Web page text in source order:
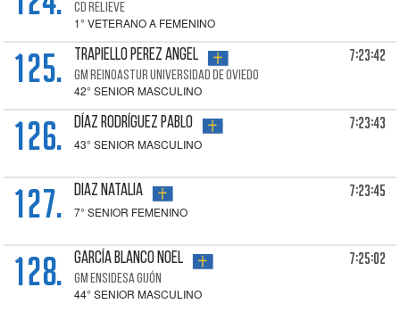
CD RELIEVE
1° VETERANO A FEMENINO
125. TRAPIELLO PEREZ Angel
GM REINOASTUR UNIVERSIDAD DE OVIEDO
42° SENIOR MASCULINO
7:23:42
126. DÍAZ RODRÍGUEZ Pablo
43° SENIOR MASCULINO
7:23:43
127. DIAZ Natalia
7° SENIOR FEMENINO
7:23:45
128. GARCÍA BLANCO Noel
GM ENSIDESA GIJÓN
44° SENIOR MASCULINO
7:25:02